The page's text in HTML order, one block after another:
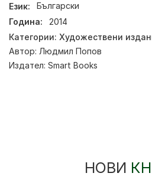
Език:
Български
Година:
2014
Категории: Художествени
Автор: Людмил Попов
Издател: Smart Books
НОВИ